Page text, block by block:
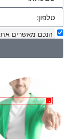
הנכם מאשרים את